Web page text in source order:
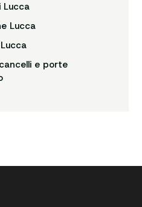
Lucca
Lucca
e porte